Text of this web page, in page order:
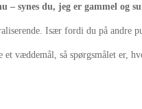
synes du, jeg er gammel og
Især fordi du på
væddemål, så spørgsmålet er,